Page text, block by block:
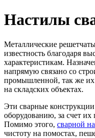
Настилы
Металлические
известность благодаря
характеристикам.
напрямую связано со
промышленной, так же их
на складских объектах.
Эти сварные
оборудованию, за счет их
Помимо этого, сварной
чистоту на помостах,